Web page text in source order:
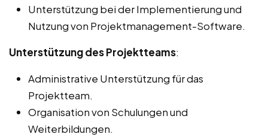
Unterstützung bei der Implementierung und
Nutzung von Projektmanagement-Software.
Unterstützung des Projektteams:
Administrative Unterstützung für das
Projektteam.
Organisation von Schulungen und
Weiterbildungen.